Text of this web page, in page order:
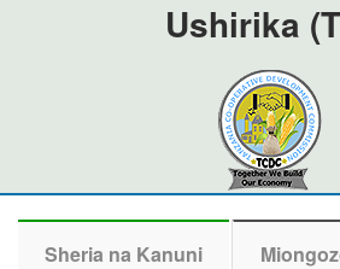
Ushirika
Sheria na Kanuni